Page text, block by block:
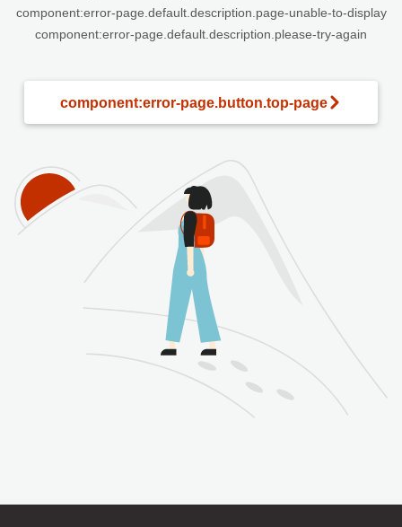
component:error-page.default.description.page-unable-to-display
component:error-page.default.description.please-try-again
component:error-page.button.top-page